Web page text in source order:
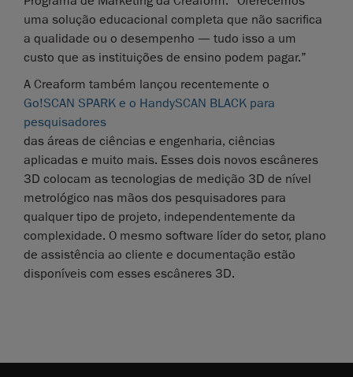
uma solução educacional completa que não sacrifica
a qualidade ou o desempenho — tudo isso a um
custo que as instituições de ensino podem pagar.”
A Creaform também lançou recentemente o
Go!SCAN SPARK e o HandySCAN BLACK para
pesquisadores
das áreas de ciências e engenharia, ciências
aplicadas e muito mais. Esses dois novos escâneres
3D colocam as tecnologias de medição 3D de nível
metrológico nas mãos dos pesquisadores para
qualquer tipo de projeto, independentemente da
complexidade. O mesmo software líder do setor, plano
de assistência ao cliente e documentação estão
disponíveis com esses escâneres 3D.